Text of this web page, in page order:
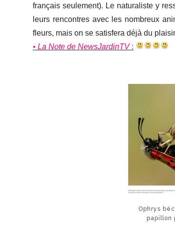
français seulement). Le naturaliste y
leurs rencontres avec les nombreux
fleurs, mais on se satisfera déjà du
• La Note de NewsJardinTV:
Ophrys
papillon